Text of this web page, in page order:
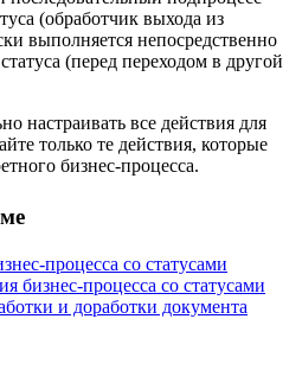
(обработчик выхода из
выполняется непосредственно
(перед переходом в другой
настраивать все действия для
только те действия, которые
бизнес-процесса.
процесса со статусами
бизнес-процесса со статусами
и доработки документа